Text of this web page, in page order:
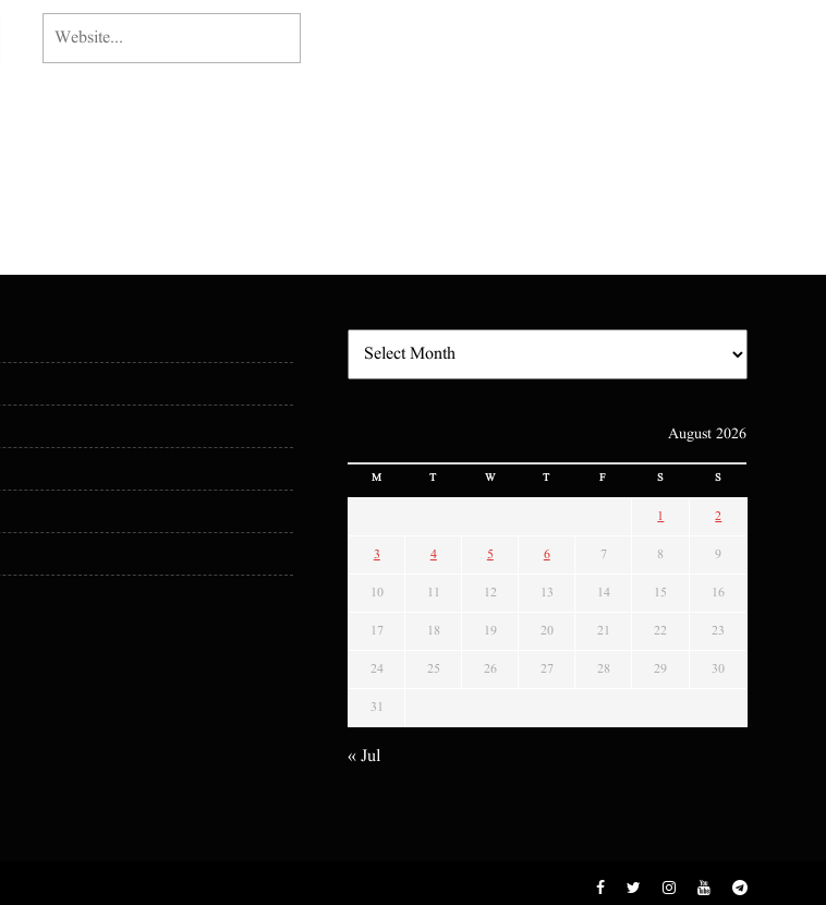
August 2026
M T W T F S S
1 2
3 4 5 6 7 8 9
10 11 12 13 14 15 16
17 18 19 20 21 22 23
24 25 26 27 28 29 30
31
« Jul